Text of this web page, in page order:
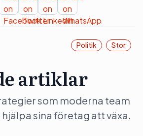
Politik Stor
artiklar
som moderna team
sina företag att växa.